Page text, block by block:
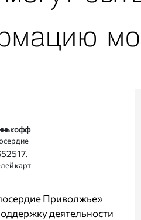
.
карт
Приволжье»
деятельности